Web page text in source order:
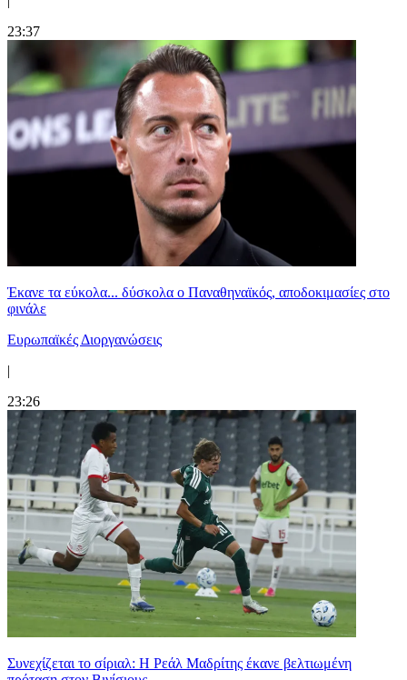
23:37
Έκανε τα εύκολα... δύσκολα ο Παναθηναϊκός, αποδοκιμασίες στο
φινάλε
Ευρωπαϊκές Διοργανώσεις
|
23:26
Συνεχίζεται το σίριαλ: Η Ρεάλ Μαδρίτης έκανε βελτιωμένη